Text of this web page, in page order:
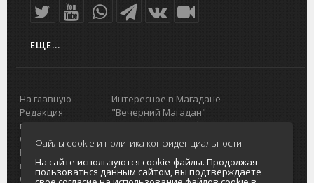
ЕЩЕ...
На главную
Редакция
портала
О проекте
Реклама на
портале
Отзывы и
Интересное в Магадане
"Вечерний Магадан"
Городская доска объявлений
Главный туристический портал
Колымы
Политика в отношении обработки
Файлы cookie и политика конфиденциальности.
На сайте используются cookie-файлы. Продолжая
пользоваться данным сайтом, вы подтверждаете